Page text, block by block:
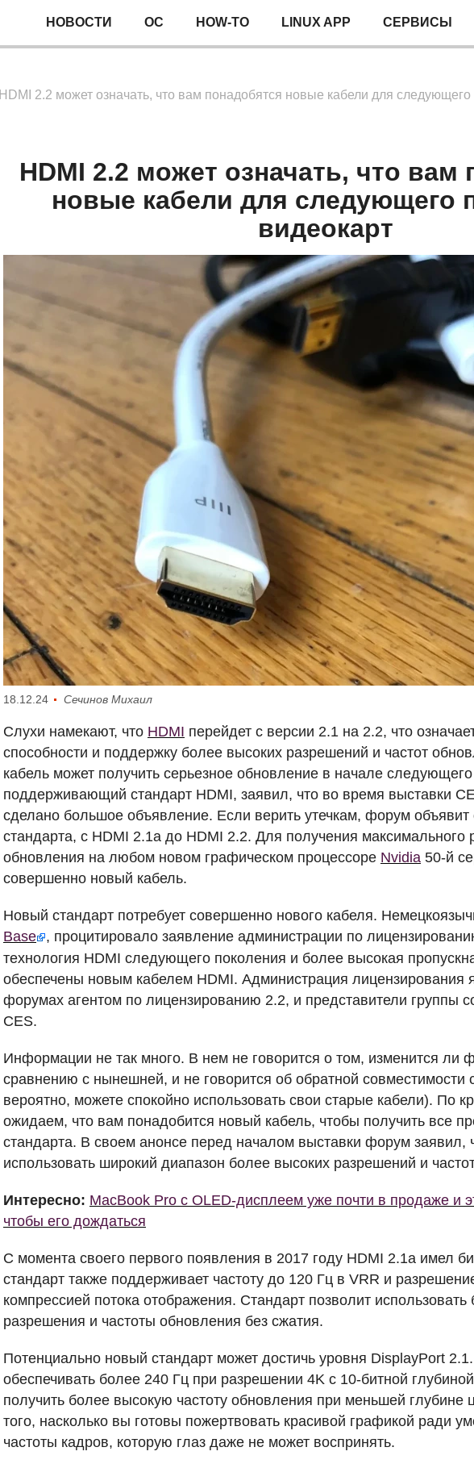
НОВОСТИ ОС HOW-TO LINUX APP СЕРВИСЫ
HDMI 2.2 может означать, что вам понадобятся новые кабели для
HDMI 2.2 может означать, что вам
новые кабели для следующего
видеокарт
18.12.24 Сечинов Михаил
Слухи намекают, что HDMI перейдет с версии 2.1 на 2.2, что
способности и поддержку более высоких разрешений и частот
кабель может получить серьезное обновление в начале
поддерживающий стандарт HDMI, заявил, что во время выставки
сделано большое объявление. Если верить утечкам, форум объявит
стандарта, с HDMI 2.1a до HDMI 2.2. Для получения максимального
обновления на любом новом графическом процессоре Nvidia 50-й
совершенно новый кабель.
Новый стандарт потребует совершенно нового кабеля.
Base
, процитировало заявление администрации по
технология HDMI следующего поколения и более высокая
обеспечены новым кабелем HDMI. Администрация лицензирования
форумах агентом по лицензированию 2.2, и представители группы
CES.
Информации не так много. В нем не говорится о том, изменится ли
сравнению с нынешней, и не говорится об обратной совместимости
вероятно, можете спокойно использовать свои старые кабели). По
ожидаем, что вам понадобится новый кабель, чтобы получить все
стандарта. В своем анонсе перед началом выставки форум заявил,
использовать широкий диапазон более высоких разрешений и
Интересно: MacBook Pro с OLED-дисплеем уже почти в продаже и
чтобы его дождаться
С момента своего первого появления в 2017 году HDMI 2.1a имел
стандарт также поддерживает частоту до 120 Гц в VRR и
компрессией потока отображения. Стандарт позволит
разрешения и частоты обновления без сжатия.
Потенциально новый стандарт может достичь уровня DisplayPort
обеспечивать более 240 Гц при разрешении 4K с 10-битной
получить более высокую частоту обновления при меньшей глубине
того, насколько вы готовы пожертвовать красивой графикой ради
частоты кадров, которую глаз даже не может воспринять.